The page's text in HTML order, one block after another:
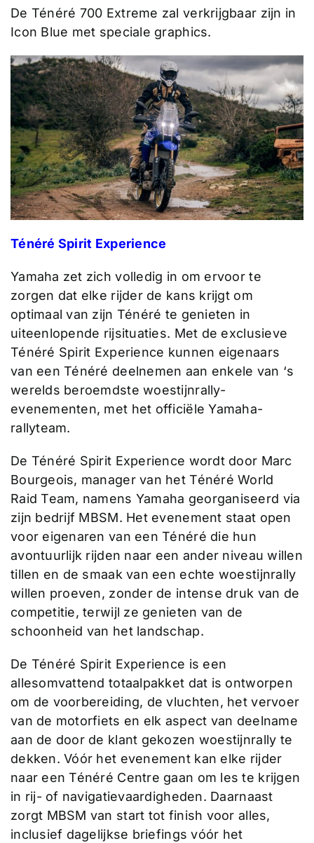
De Ténéré 700 Extreme zal verkrijgbaar zijn in
Icon Blue met speciale graphics.
Ténéré Spirit Experience
Yamaha zet zich volledig in om ervoor te
zorgen dat elke rijder de kans krijgt om
optimaal van zijn Ténéré te genieten in
uiteenlopende rijsituaties. Met de exclusieve
Ténéré Spirit Experience kunnen eigenaars
van een Ténéré deelnemen aan enkele van ‘s
werelds beroemdste woestijnrally-
evenementen, met het officiële Yamaha-
rallyteam.
De Ténéré Spirit Experience wordt door Marc
Bourgeois, manager van het Ténéré World
Raid Team, namens Yamaha georganiseerd via
zijn bedrijf MBSM. Het evenement staat open
voor eigenaren van een Ténéré die hun
avontuurlijk rijden naar een ander niveau willen
tillen en de smaak van een echte woestijnrally
willen proeven, zonder de intense druk van de
competitie, terwijl ze genieten van de
schoonheid van het landschap.
De Ténéré Spirit Experience is een
allesomvattend totaalpakket dat is ontworpen
om de voorbereiding, de vluchten, het vervoer
van de motorfiets en elk aspect van deelname
aan de door de klant gekozen woestijnrally te
dekken. Vóór het evenement kan elke rijder
naar een Ténéré Centre gaan om les te krijgen
in rij- of navigatievaardigheden. Daarnaast
zorgt MBSM van start tot finish voor alles,
inclusief dagelijkse briefings vóór het